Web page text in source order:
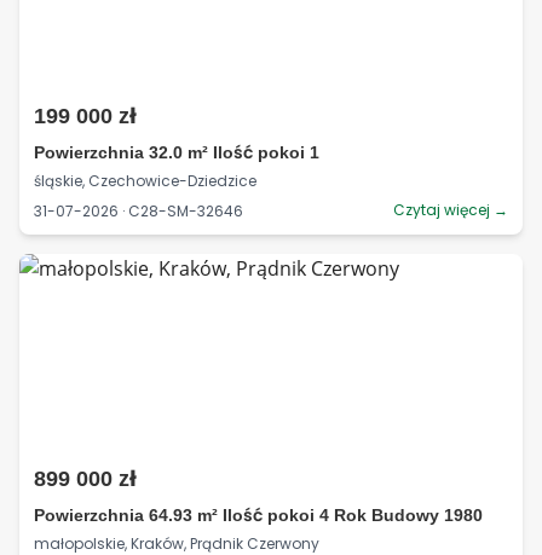
199 000 zł
Powierzchnia 32.0 m² Ilość pokoi 1
śląskie, Czechowice-Dziedzice
31-07-2026 · C28-SM-32646
Czytaj więcej →
899 000 zł
Powierzchnia 64.93 m² Ilość pokoi 4 Rok Budowy 1980
małopolskie, Kraków, Prądnik Czerwony